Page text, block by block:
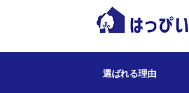
選ばれる理由